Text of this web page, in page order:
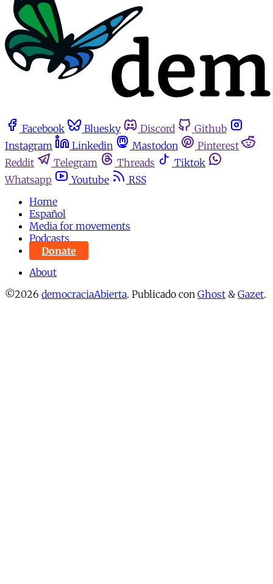
Facebook Bluesky Discord
Github
Instagram
Linkedin Mastodon
Pinterest
Reddit
Telegram Threads
Tiktok
Whatsapp
Youtube
RSS
Home
Español
Media for movements
Podcasts
Donate
About
©2026 democraciaAbierta. Publicado con Ghost & Gazet.